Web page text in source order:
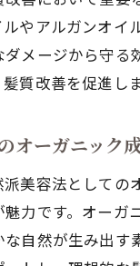
やアルガンオ
メージから守
質改善を促進し
オーガニック
美容法としての
力です。オー
自然が生み出す